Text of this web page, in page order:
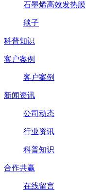
石墨烯高效发热膜
毯子
科普知识
客户案例
客户案例
新闻资讯
公司动态
行业资讯
科普知识
合作共赢
在线留言